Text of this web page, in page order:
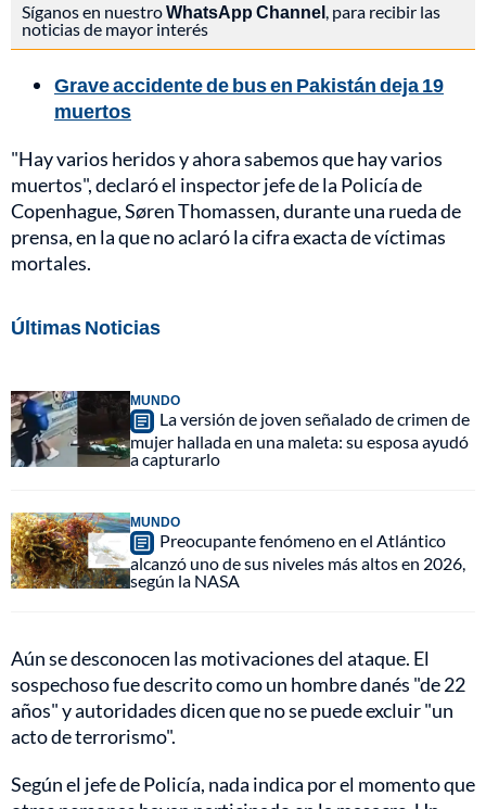
Síganos en nuestroWhatsApp Channel, para recibir las
noticias de mayor interés
Grave accidente de bus en Pakistán deja 19
muertos
"Hay varios heridos y ahora sabemos que hay varios
muertos", declaró el inspector jefe de la Policía de
Copenhague, Søren Thomassen, durante una rueda de
prensa, en la que no aclaró la cifra exacta de víctimas
mortales.
Últimas Noticias
MUNDO
La versión de joven señalado de crimen de
mujer hallada en una maleta: su esposa ayudó
a capturarlo
MUNDO
Preocupante fenómeno en el Atlántico
alcanzó uno de sus niveles más altos en 2026,
según la NASA
Aún se desconocen las motivaciones del ataque. El
sospechoso fue descrito como un hombre danés "de 22
años" y autoridades dicen que no se puede excluir "un
acto de terrorismo".
Según el jefe de Policía, nada indica por el momento que